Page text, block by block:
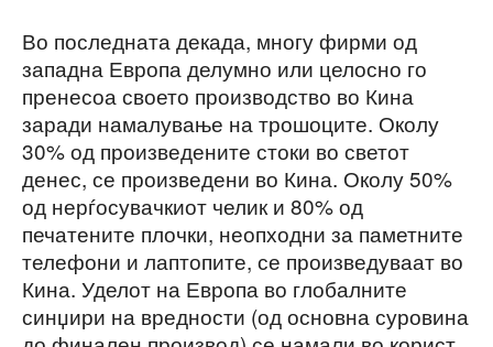
Во последната декада, многу фирми од
западна Европа делумно или целосно го
пренесоа своето производство во Кина
заради намалување на трошоците. Околу
30% од произведените стоки во светот
денес, се произведени во Кина. Околу 50%
од нерѓосувачкиот челик и 80% од
печатените плочки, неопходни за паметните
телефони и лаптопите, се произведуваат во
Кина. Уделот на Европа во глобалните
синџири на вредности (од основна суровина